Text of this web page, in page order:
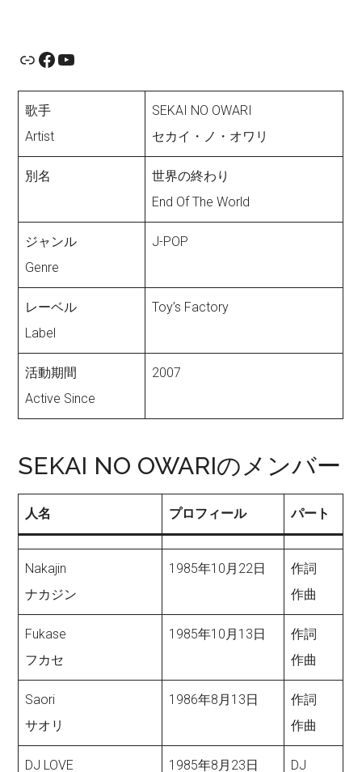
LinkFacebook
YouTube
歌手
Artist
SEKAI NO OWARI
セカイ・ノ・オワリ
別名
世界の終わり
End Of The World
ジャンル
Genre
J-POP
レーベル
Label
Toy’s Factory
活動期間
Active Since
2007
SEKAI NO OWARIのメンバー
人名 プロフィール パート
Nakajin
ナカジン
1985年10月22日
作詞
作曲
Fukase
フカセ
1985年10月13日
作詞
作曲
Saori
サオリ
1986年8月13日
作詞
作曲
DJ LOVE
1985年8月23日
DJ